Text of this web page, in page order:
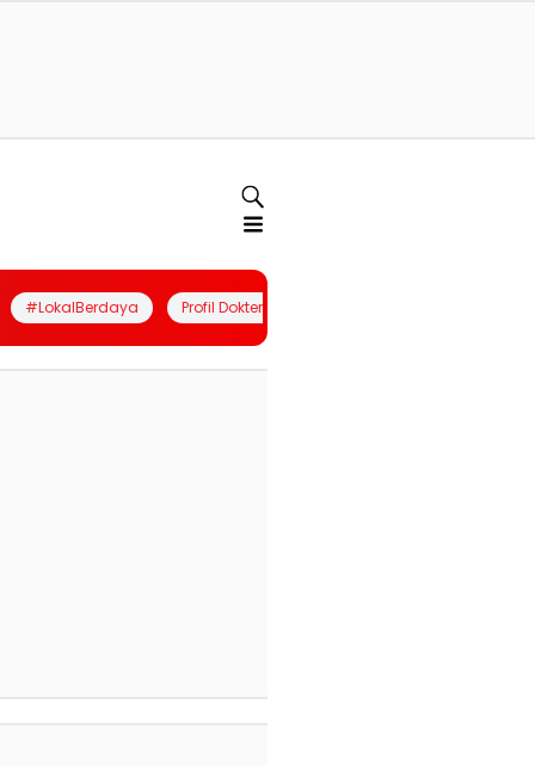
#LokalBerdaya Profil Dokter